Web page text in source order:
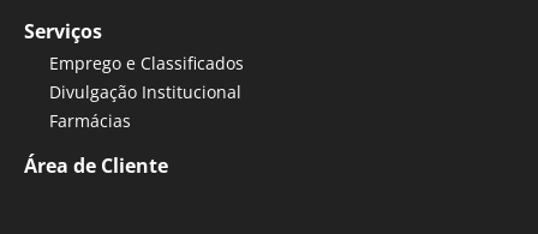
Serviços
Emprego e Classificados
Divulgação Institucional
Farmácias
Área de Cliente